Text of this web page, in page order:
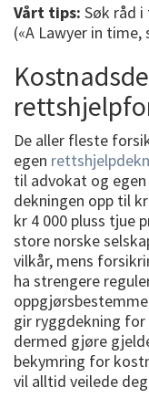
Vårt tips: Søk råd
(«A Lawyer in time,
De aller fleste
egen
til advokat og
dekningen opp til
kr 4 000 pluss tjue
store norske
vilkår, mens
ha strengere
gir ryggdekning for
dermed gjøre
bekymring for
vil alltid veilede